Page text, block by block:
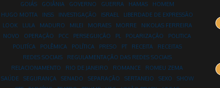
GOIÁS
GOIÂNIA GOVERNO GUERRA HAMAS
HOMEM
HUGO MOTTA
INSS INVESTIGAÇÃO ISRAEL
LIBERDADE DE EXPRESSÃO
LOOK
LULA MADURO MILEI MORAES MORRE
NIKOLAS FERREIRA
NOVO
OPERAÇÃO PCC PERSEGUIÇÃO PL POLARIZAÇÃO
POLITICA
POLITÍCA
POLÊMICA POLÍTICA PRESO PT RECEITA
RECEITAS
REDES SOCIAIS
REGULAMENTAÇÃO DAS REDES SOCIAIS
RELACIONAMENTO
RIO DE JANEIRO ROMANCE
ROMEU ZEMA
SAÚDE
SEGURANÇA SENADO SEPARAÇÃO SERTANEJO SEXO
SHOW